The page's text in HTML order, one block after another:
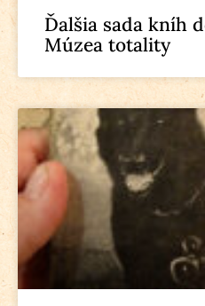
Ďalšia sada kníh
Múzea totality